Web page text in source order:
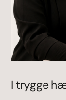
I trygge